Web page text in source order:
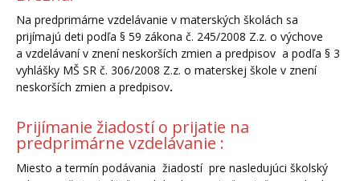
Na predprimárne vzdelávanie v materských školách sa
prijímajú deti podľa § 59 zákona č. 245/2008 Z.z. o výchove
a vzdelávaní v znení neskorších zmien a predpisov a podľa § 3
vyhlášky MŠ SR č. 306/2008 Z.z. o materskej škole v znení
neskorších zmien a predpisov.
Prijímanie žiadostí o prijatie na
predprimárne vzdelávanie :
Miesto a termín podávania žiadostí pre nasledujúci školský